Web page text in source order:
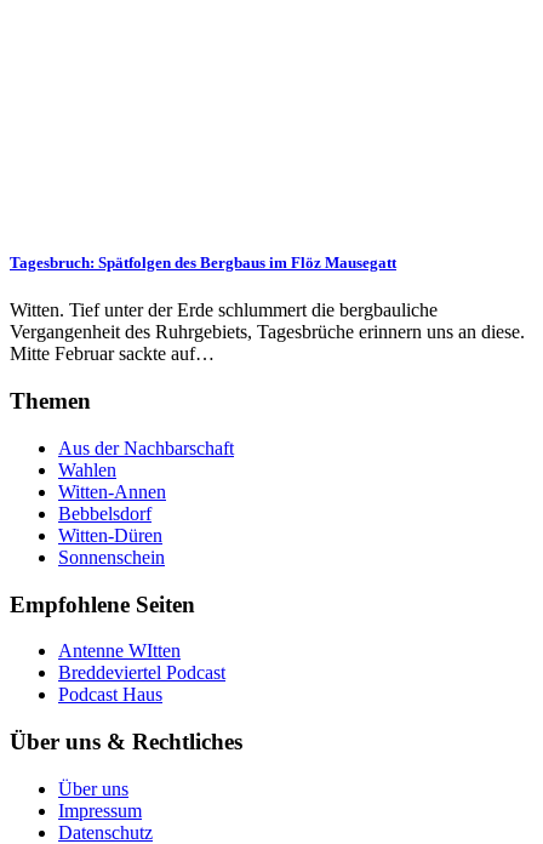
Tagesbruch: Spätfolgen des Bergbaus im Flöz Mausegatt
Witten. Tief unter der Erde schlummert die bergbauliche
Vergangenheit des Ruhrgebiets, Tagesbrüche erinnern uns an diese.
Mitte Februar sackte auf…
Themen
Aus der Nachbarschaft
Wahlen
Witten-Annen
Bebbelsdorf
Witten-Düren
Sonnenschein
Empfohlene Seiten
Antenne WItten
Breddeviertel Podcast
Podcast Haus
Über uns & Rechtliches
Über uns
Impressum
Datenschutz